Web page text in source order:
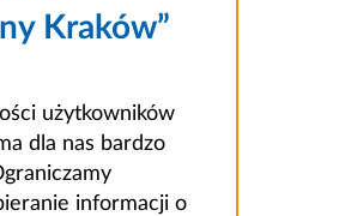
Kraków”
użytkowników
dla nas bardzo
informacji o